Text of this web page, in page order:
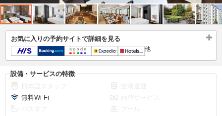
お気に入りの予約サイトで詳細を見る
他
設備・サービスの特徴
無料Wi-Fi